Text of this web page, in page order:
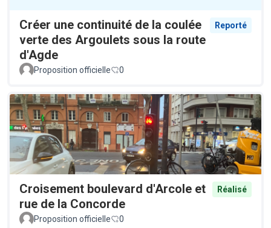
Créer une continuité de la coulée
verte des Argoulets sous la route
d'Agde
Reporté
Proposition officielle 0
Croisement boulevard d'Arcole et
rue de la Concorde
Réalisé
Proposition officielle 0